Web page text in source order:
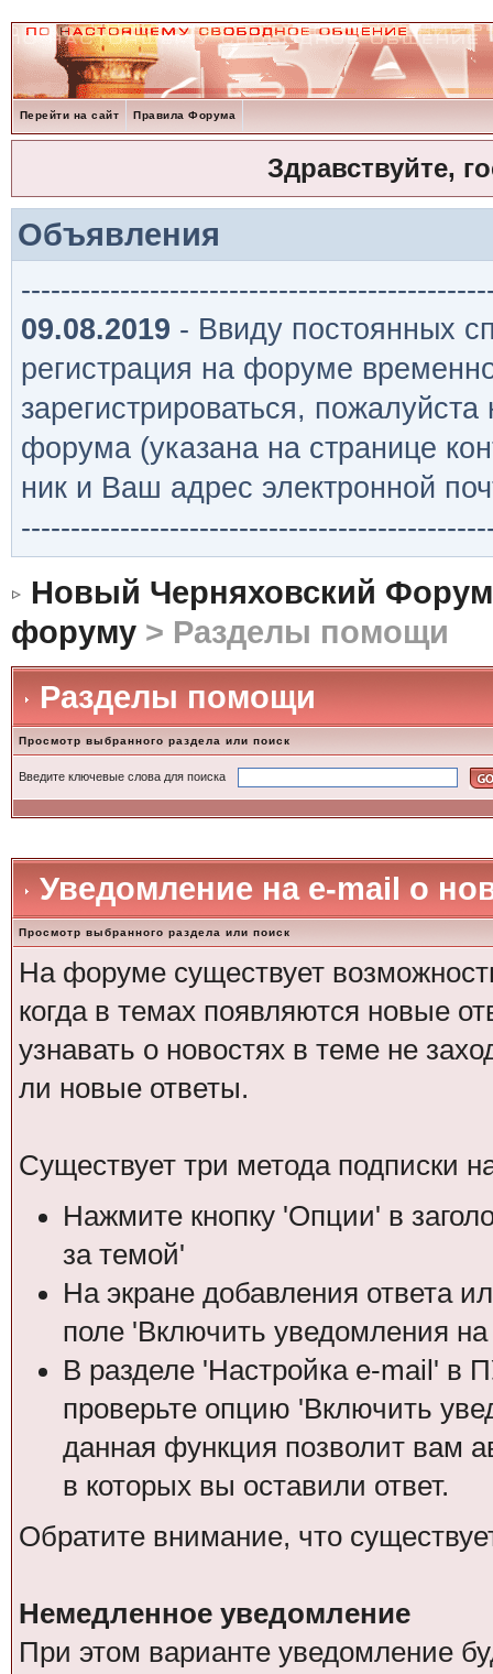
Перейти на сайт Правила Форума
Здравствуйте,
Объявления
09.08.2019 - Ввиду постоянных
регистрация на форуме
зарегистрироваться,
форума (указана на странице
ник и Ваш адрес электронной
Новый Черняховский Форум
форуму> Разделы помощи
Разделы помощи
Просмотр выбранного раздела или поиск
Введите ключевые слова для поиска
Уведомление на е-mail о
Просмотр выбранного раздела или поиск
На форуме существует
когда в темах появляются новые
узнавать о новостях в теме не
ли новые ответы.
Существует три метода подписки
Нажмите кнопку 'Опции' в
за темой'
На экране добавления ответа
поле 'Включить уведомления на
В разделе 'Настройка е-mail' в
проверьте опцию 'Включить
данная функция позволит вам
в которых вы оставили ответ.
Обратите внимание, что
Немедленное уведомление
При этом варианте уведомление